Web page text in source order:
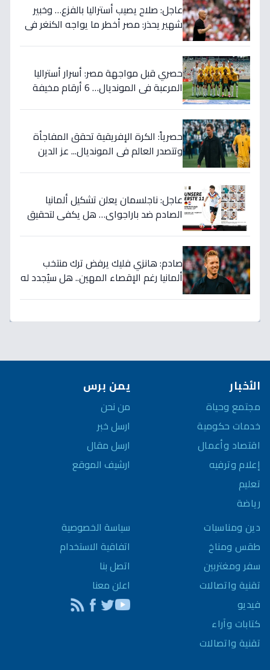
عاجل: صلاح يصيب أستراليا بالفزع… وخبير
شهير يحذر: مصر أخطر ما يواجه الكنغر في
حصري قبل مواجهة مصر: أسرار أستراليا
المرعبة في المونديال… 6 أرقام مخيفة
حصرياً: الكرة الإفريقية تحقق المفاجأة
وتتصدر العالم في المونديال... عز الدين
عاجل: ناجلسمان يعلن تشكيل ألمانيا
الصادم ضد باراجواي… هل يكفي لتحقيق
صادم: هانزي فليك يرفض ترك منتخب
ألمانيا رغم الإقصاء المهين.. هل سيُجدد له
الأخبار
مجتمع وحياة
خدمات حكومية
اقتصاد وأعمال
إعلام وترفيه
تعليم
رياضة
دين ومناسبات
طقس ومناخ
سفر ومغتربين
تقنية واتصالات
فيديو
كتابات وآراء
تقنية واتصالات
يمن برس
من نحن
ارسل خبر
ارسل مقال
ارشيف الموقع
سياسة الخصوصية
اتفاقية الاستخدام
اتصل بنا
اعلن معنا